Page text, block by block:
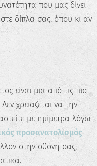
που μας δίνει
δίπλα σας, όπου κι αν
είναι μια από τις πιο
χρειάζεται να την
με ημίμετρα λόγω
προσανατολισμός
στην οθόνη σας,